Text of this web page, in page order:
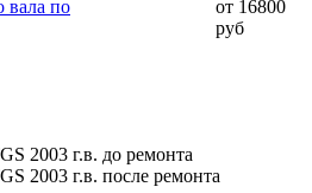
вала по
от 16800
руб